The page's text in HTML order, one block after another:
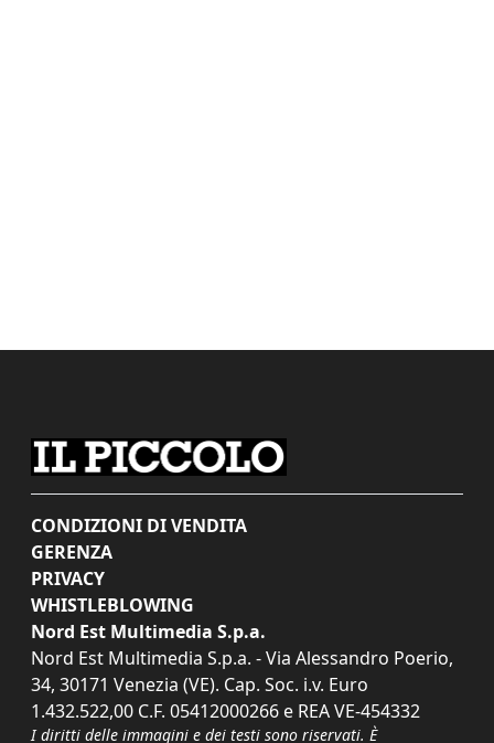
CONDIZIONI DI VENDITA
GERENZA
PRIVACY
WHISTLEBLOWING
Nord Est Multimedia S.p.a.
Nord Est Multimedia S.p.a. - Via Alessandro Poerio,
34, 30171 Venezia (VE). Cap. Soc. i.v. Euro
1.432.522,00 C.F. 05412000266 e REA VE-454332
I diritti delle immagini e dei testi sono riservati. È